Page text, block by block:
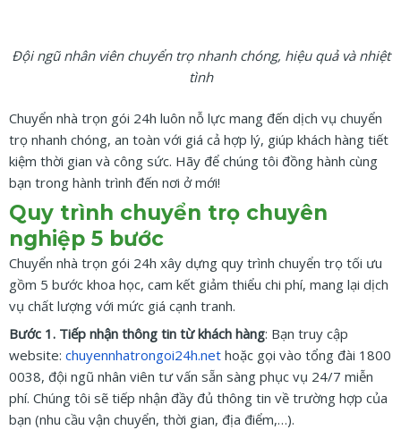
Đội ngũ nhân viên chuyển trọ nhanh chóng, hiệu quả và nhiệt
tình
Chuyển nhà trọn gói 24h luôn nỗ lực mang đến dịch vụ chuyển
trọ nhanh chóng, an toàn với giá cả hợp lý, giúp khách hàng tiết
kiệm thời gian và công sức. Hãy để chúng tôi đồng hành cùng
bạn trong hành trình đến nơi ở mới!
Quy trình chuyển trọ chuyên
nghiệp 5 bước
Chuyển nhà trọn gói 24h xây dựng quy trình chuyển trọ tối ưu
gồm 5 bước khoa học, cam kết giảm thiểu chi phí, mang lại dịch
vụ chất lượng với mức giá cạnh tranh.
Bước 1. Tiếp nhận thông tin từ khách hàng: Bạn truy cập
website: chuyennhatrongoi24h.net hoặc gọi vào tổng đài 1800
0038, đội ngũ nhân viên tư vấn sẵn sàng phục vụ 24/7 miễn
phí. Chúng tôi sẽ tiếp nhận đầy đủ thông tin về trường hợp của
bạn (nhu cầu vận chuyển, thời gian, địa điểm,…).